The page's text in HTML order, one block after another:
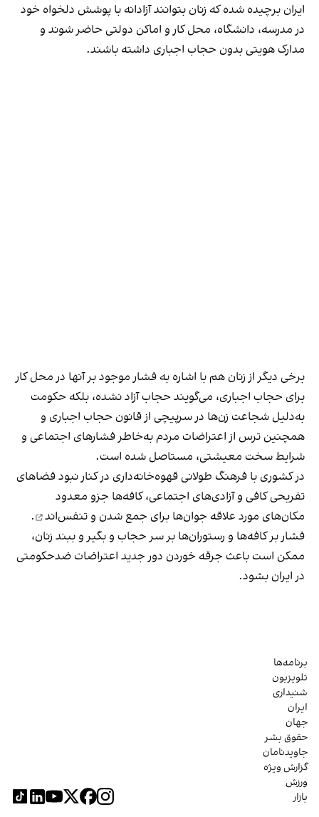
ایران برچیده شده که زنان بتوانند آزادانه با پوشش دلخواه خود
در مدرسه، دانشگاه، محل کار و اماکن دولتی حاضر شوند و
مدارک هویتی بدون حجاب اجباری داشته باشند.
برخی دیگر از زنان هم با اشاره به فشار موجود بر آنها در محل کار
برای حجاب اجباری، می‌گویند حجاب آزاد نشده، بلکه حکومت
به‌دلیل شجاعت زن‌ها در سرپیچی از قانون حجاب اجباری و
همچنین ترس از اعتراضات مردم به‌خاطر فشارهای اجتماعی و
شرایط سخت معیشتی، مستاصل شده است.
در کشوری با فرهنگ طولانی قهوه‌‌خانه‌داری در کنار نبود فضاهای
تفریحی کافی و آزادی‌های اجتماعی، کافه‌ها جزو معدود
مکان‌های مورد علاقه جوان‌ها برای جمع شدن و تنفس‌اند
.
فشار بر کافه‌ها و رستوران‌ها بر سر حجاب و بگیر و ببند زنان،
ممکن است باعث جرقه خوردن دور جدید اعتراضات ضدحکومتی
در ایران بشود.
برنامه‌ها
تلویزیون
شنیداری
ایران
جهان
حقوق بشر
جاویدنامان
گزارش ویژه
ورزش
بازار